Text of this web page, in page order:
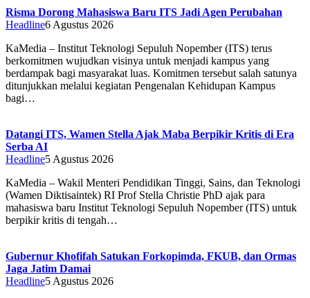
Risma Dorong Mahasiswa Baru ITS Jadi Agen Perubahan
Headline6 Agustus 2026
KaMedia – Institut Teknologi Sepuluh Nopember (ITS) terus
berkomitmen wujudkan visinya untuk menjadi kampus yang
berdampak bagi masyarakat luas. Komitmen tersebut salah satunya
ditunjukkan melalui kegiatan Pengenalan Kehidupan Kampus
bagi…
Datangi ITS, Wamen Stella Ajak Maba Berpikir Kritis di Era
Serba AI
Headline5 Agustus 2026
KaMedia – Wakil Menteri Pendidikan Tinggi, Sains, dan Teknologi
(Wamen Diktisaintek) RI Prof Stella Christie PhD ajak para
mahasiswa baru Institut Teknologi Sepuluh Nopember (ITS) untuk
berpikir kritis di tengah…
Gubernur Khofifah Satukan Forkopimda, FKUB, dan Ormas
Jaga Jatim Damai
Headline5 Agustus 2026